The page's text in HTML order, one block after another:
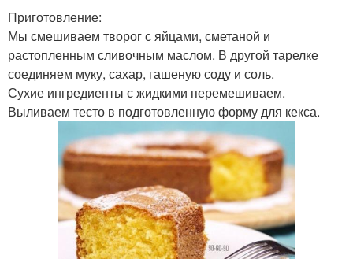
Приготовление:
Мы смешиваем творог с яйцами, сметаной и
растопленным сливочным маслом. В другой тарелке
соединяем муку, сахар, гашеную соду и соль.
Сухие ингредиенты с жидкими перемешиваем.
Выливаем тесто в подготовленную форму для кекса.